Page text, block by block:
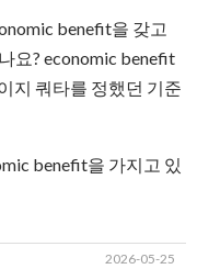
benefit을 갖고
요? economic benefit
지 쿼타를 정했던 기준
benefit을 가지고 있
2026-05-25